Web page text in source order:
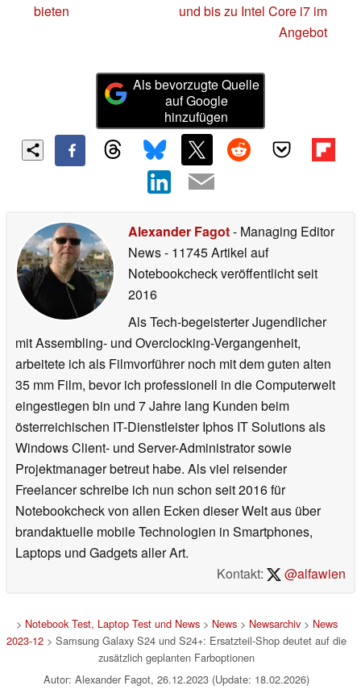
bieten
und bis zu Intel Core i7 im
Angebot
Als bevorzugte Quelle
auf Google
hinzufügen
Alexander Fagot- Managing Editor
News- 11745 Artikel auf
Notebookcheck veröffentlichtseit
2016
Als Tech-begeisterter Jugendlicher
mit Assembling- und Overclocking-Vergangenheit,
arbeitete ich als Filmvorführer noch mit dem guten alten
35 mm Film, bevor ich professionell in die Computerwelt
eingestiegen bin und 7 Jahre lang Kunden beim
österreichischen IT-Dienstleister Iphos IT Solutions als
Windows Client- und Server-Administrator sowie
Projektmanager betreut habe. Als viel reisender
Freelancer schreibe ich nun schon seit 2016 für
Notebookcheck von allen Ecken dieser Welt aus über
brandaktuelle mobile Technologien in Smartphones,
Laptops und Gadgets aller Art.
Kontakt:
@alfawien
> Notebook Test, Laptop Test und News> News> Newsarchiv> News
2023-12 > Samsung Galaxy S24 und S24+: Ersatzteil-Shop deutet auf die
zusätzlich geplanten Farboptionen
Autor: Alexander Fagot, 26.12.2023 (Update: 18.02.2026)